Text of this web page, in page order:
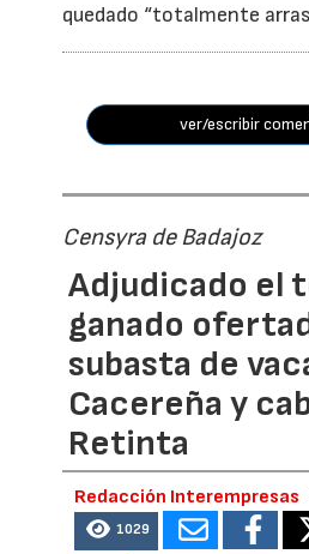
quedado “totalmente
ver/escribir
Censyra de Badajoz
Adjudicado el
ganado
subasta de
Cacereña y
Retinta
Redacción Interempresas
1029